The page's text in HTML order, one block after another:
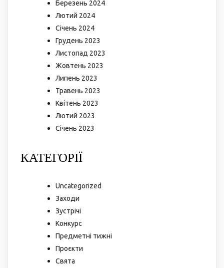
Березень 2024
Лютий 2024
Січень 2024
Грудень 2023
Листопад 2023
Жовтень 2023
Липень 2023
Травень 2023
Квітень 2023
Лютий 2023
Січень 2023
КАТЕГОРІЇ
Uncategorized
Заходи
Зустрічі
Конкурс
Предметні тижні
Проєкти
Свята